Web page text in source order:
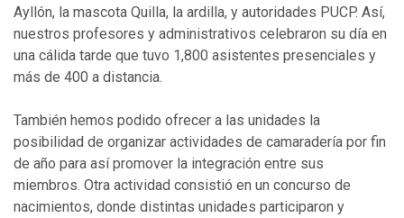
Ayllón, la mascota Quilla, la ardilla, y autoridades PUCP. Así,
nuestros profesores y administrativos celebraron su día en
una cálida tarde que tuvo 1,800 asistentes presenciales y
más de 400 a distancia.
También hemos podido ofrecer a las unidades la
posibilidad de organizar actividades de camaradería por fin
de año para así promover la integración entre sus
miembros. Otra actividad consistió en un concurso de
nacimientos, donde distintas unidades participaron y